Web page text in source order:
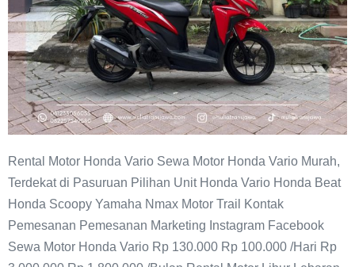
Rental Motor Honda Vario Sewa Motor Honda Vario Murah,
Terdekat di Pasuruan Pilihan Unit Honda Vario Honda Beat
Honda Scoopy Yamaha Nmax Motor Trail Kontak
Pemesanan Pemesanan Marketing Instagram Facebook
Sewa Motor Honda Vario Rp 130.000 Rp 100.000 /Hari Rp